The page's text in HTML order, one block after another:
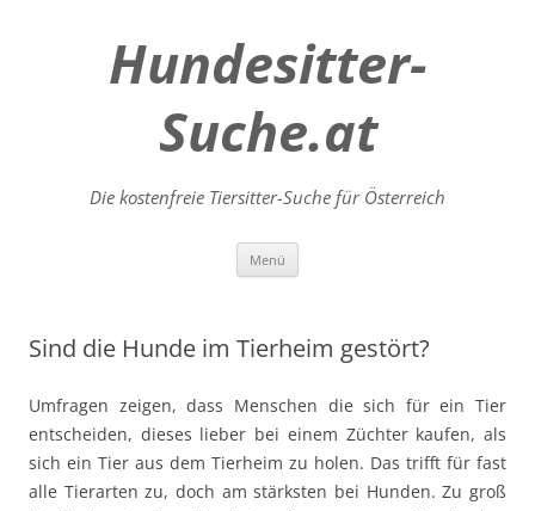
Hundesitter-
Suche.at
Die kostenfreie Tiersitter-Suche für Österreich
Menü
Sind die Hunde im Tierheim gestört?
Umfragen zeigen, dass Menschen die sich für ein Tier
entscheiden, dieses lieber bei einem Züchter kaufen, als
sich ein Tier aus dem Tierheim zu holen. Das trifft für fast
alle Tierarten zu, doch am stärksten bei Hunden. Zu groß